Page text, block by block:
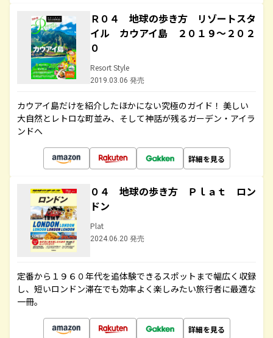
Ｒ０４ 地球の歩き方 リゾートスタ
イル カウアイ島 ２０１９～２０２
０
Resort Style
2019.03.06 発売
カウアイ島だけを紹介したほかにない究極のガイド！ 美しい
大自然とレトロな町並み、そして神話が残るガーデン・アイラ
ンドへ
詳細を見る
０４ 地球の歩き方 Ｐｌａｔ ロン
ドン
Plat
2024.06.20 発売
定番から１９６０年代を追体験できるスポットまで幅広く収録
し、短いロンドン滞在でも効率よく楽しみたい旅行者に最適な
一冊。
詳細を見る